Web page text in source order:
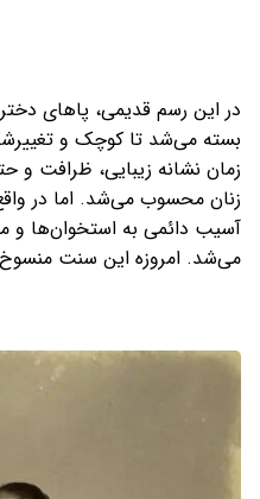
در این رسم قدیمی، پاهای
بسته می‌شد تا کوچک و
زمان نشانه زیبایی، ظرافت و
زنان محسوب می‌شد. اما در
آسیب دائمی به استخوان‌ها و
می‌شد. امروزه این سنت